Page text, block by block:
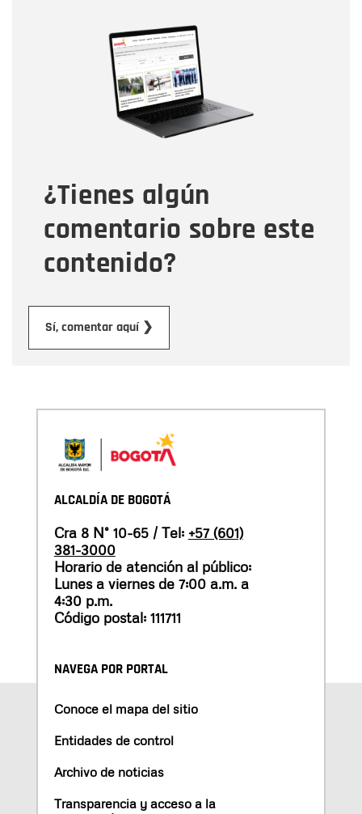
¿Tienes algún
comentario sobre este
contenido?
Sí, comentar aquí ❯
Correo electrónico
Tipo de comentario
Mensaje
ALCALDÍA DE BOGOTÁ
Cra 8 N° 10-65 / Tel: +57 (601)
381-3000
Horario de atención al público:
Lunes a viernes de 7:00 a.m. a
4:30 p.m.
Código postal: 111711
NAVEGA POR PORTAL
Conoce el mapa del sitio
Entidades de control
Archivo de noticias
Transparencia y acceso a la